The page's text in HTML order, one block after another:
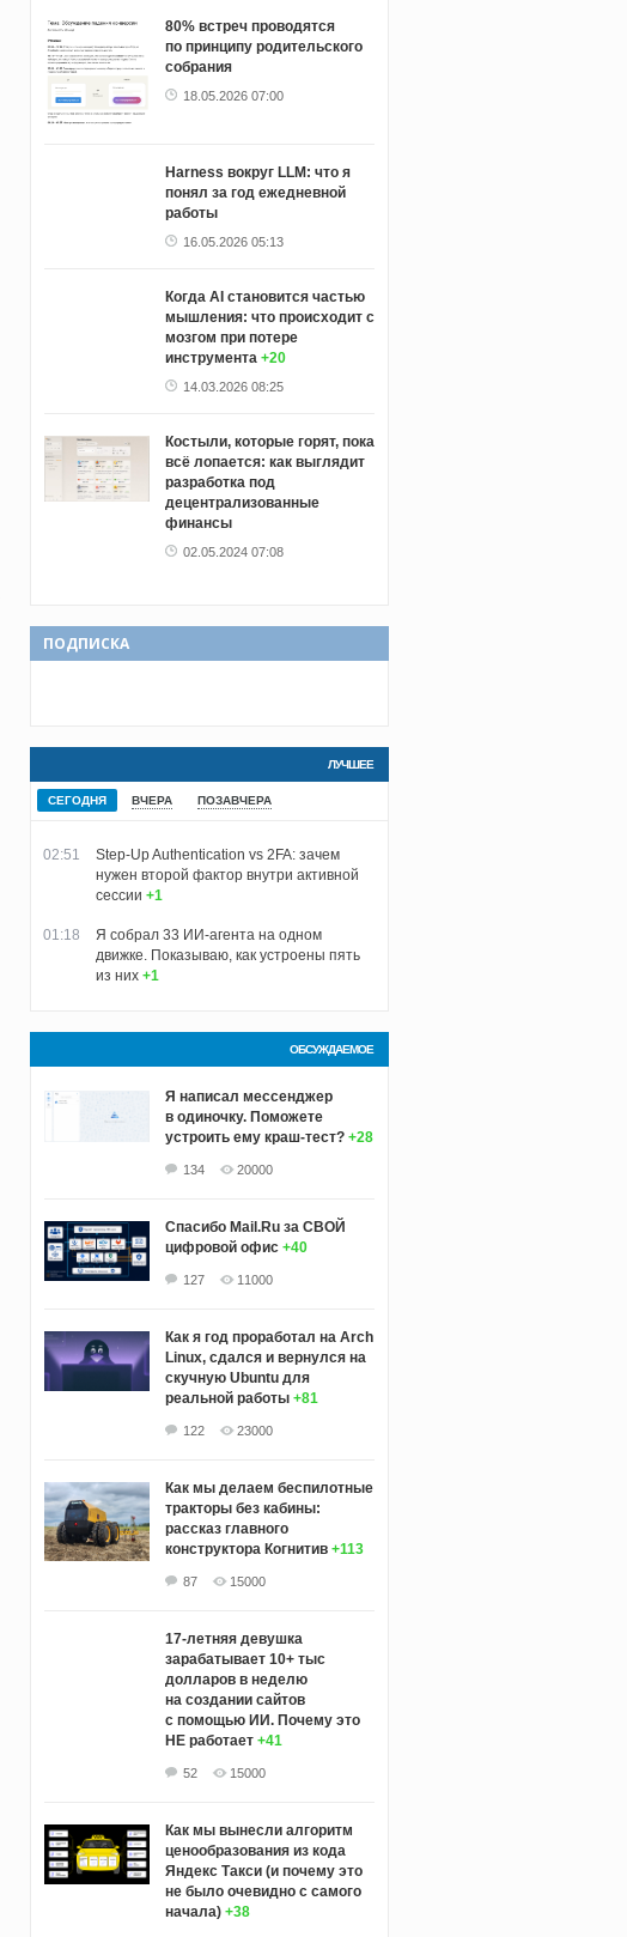
80% встреч проводятся
по принципу родительского
собрания
18.05.2026 07:00
Harness вокруг LLM: что я
понял за год ежедневной
работы
16.05.2026 05:13
Когда AI становится частью
мышления: что происходит с
мозгом при потере
инструмента +20
14.03.2026 08:25
Костыли, которые горят, пока
всё лопается: как выглядит
разработка под
децентрализованные
финансы
02.05.2024 07:08
ПОДПИСКА
ЛУЧШЕЕ
СЕГОДНЯ ВЧЕРА ПОЗАВЧЕРА
02:51
Step-Up Authentication vs 2FA: зачем
нужен второй фактор внутри активной
сессии +1
01:18
Я собрал 33 ИИ-агента на одном
движке. Показываю, как устроены пять
из них +1
ОБСУЖДАЕМОЕ
Я написал мессенджер
в одиночку. Поможете
устроить ему краш‑тест? +28
134 20000
Спасибо Mail.Ru за СВОЙ
цифровой офис +40
127 11000
Как я год проработал на Arch
Linux, сдался и вернулся на
скучную Ubuntu для
реальной работы +81
122 23000
Как мы делаем беспилотные
тракторы без кабины:
рассказ главного
конструктора Когнитив +113
87 15000
17-летняя девушка
зарабатывает 10+ тыс
долларов в неделю
на создании сайтов
с помощью ИИ. Почему это
НЕ работает +41
52 15000
Как мы вынесли алгоритм
ценообразования из кода
Яндекс Такси (и почему это
не было очевидно с самого
начала) +38